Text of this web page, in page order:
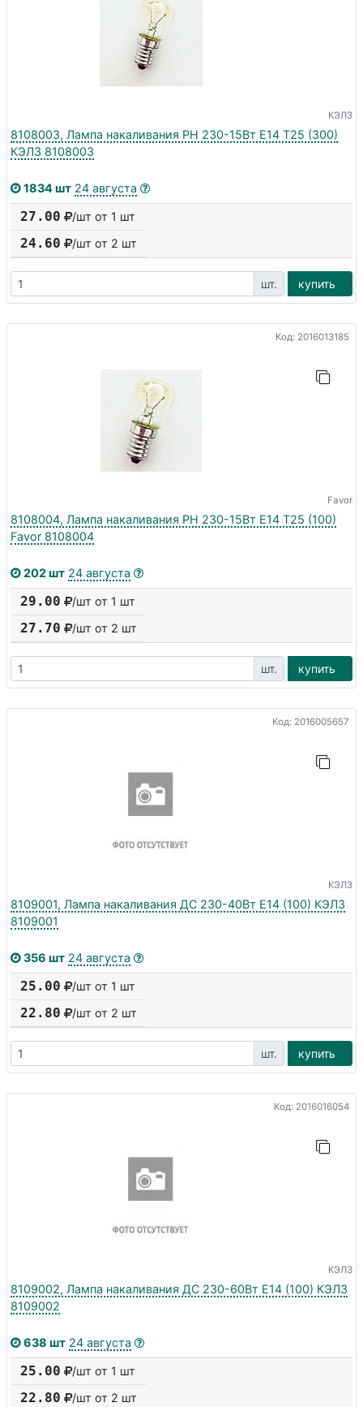
КЭЛЗ
8108003, Лампа накаливания РН 230-15Вт E14 Т25 (300)
КЭЛЗ 8108003
1834 шт 24 августа
27.00 /шт от 1 шт
24.60 /шт от 2 шт
шт. купить
Код: 2016013185
Favor
8108004, Лампа накаливания РН 230-15Вт E14 Т25 (100)
Favor 8108004
202 шт 24 августа
29.00 /шт от 1 шт
27.70 /шт от 2 шт
шт. купить
Код: 2016005657
КЭЛЗ
8109001, Лампа накаливания ДС 230-40Вт E14 (100) КЭЛЗ
8109001
356 шт 24 августа
25.00 /шт от 1 шт
22.80 /шт от 2 шт
шт. купить
Код: 2016016054
КЭЛЗ
8109002, Лампа накаливания ДС 230-60Вт E14 (100) КЭЛЗ
8109002
638 шт 24 августа
25.00 /шт от 1 шт
22.80 /шт от 2 шт